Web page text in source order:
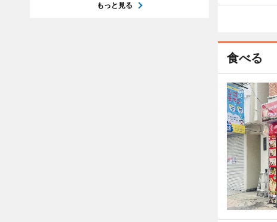
食べる
もっと見る